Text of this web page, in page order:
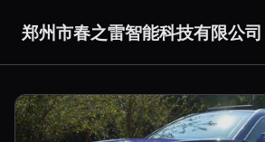
郑州市春之雷智能科技有限公司